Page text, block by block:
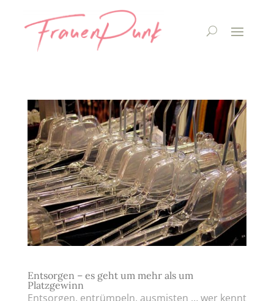
Entsorgen – es geht um mehr als um
Platzgewinn
Entsorgen, entrümpeln, ausmisten … wer kennt